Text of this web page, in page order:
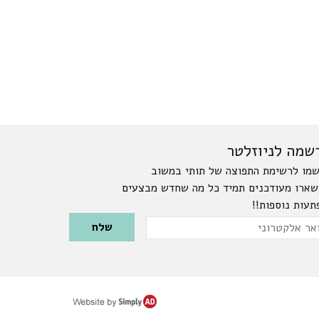
לניוזלטר
לרשימת התפוצה של תותי במשוב
מעודכנים תמיד כל מה שחדש מבצעים
נוספות!!
Please leave this field